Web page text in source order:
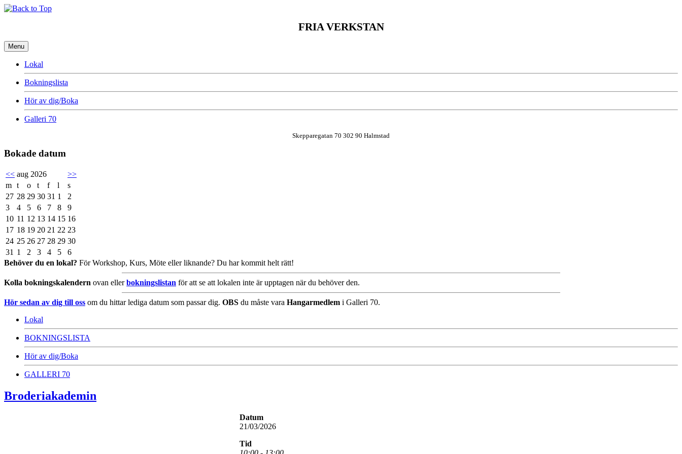
FRIA VERKSTAN
Menu
Lokal
Bokningslista
Hör av dig/Boka
Galleri 70
Skepparegatan 70 302 90 Halmstad
Bokade datum
<< aug 2026
>>
m t o t f l
s
27 28 29 30 31 1
2
3
4 5 6 7 8
9
10 11 12 13 14 15 16
17 18 19 20 21 22 23
24 25 26 27 28 29 30
31 1 2 3 4 5
6
Behöver du en lokal? För Workshop, Kurs, Möte eller liknande? Du har kommit helt rätt!
Kolla bokningskalendern ovan ellerbokningslistan för att se att lokalen inte är upptagen när du behöver den.
Hör sedan av dig till oss om du hittar lediga datum som passar dig. OBS du måste vara Hangarmedlem i Galleri 70.
Lokal
BOKNINGSLISTA
Hör av dig/Boka
GALLERI 70
Broderiakademin
Datum
21/03/2026
Tid